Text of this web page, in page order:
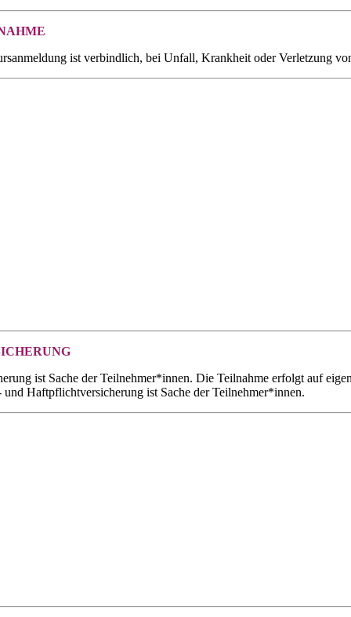
ist verbindlich, bei Unfall, Krankheit oder Verletzung
ist Sache der Teilnehmer*innen. Die Teilnahme erfolgt auf
Haftpflichtversicherung ist Sache der Teilnehmer*innen.